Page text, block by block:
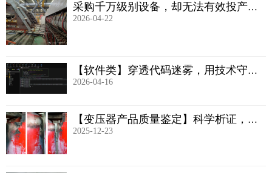
采购千万级别设备，却无法有效投产
——产品质量鉴定全案解析
2026-04-22
【软件类】穿透代码迷雾，用技术守护
数字信任——衡硕检测软件类产品质量
2026-04-16
【变压器产品质量鉴定】科学析证，定
分止争：衡硕检测为买卖合同纠纷提供
2025-12-23